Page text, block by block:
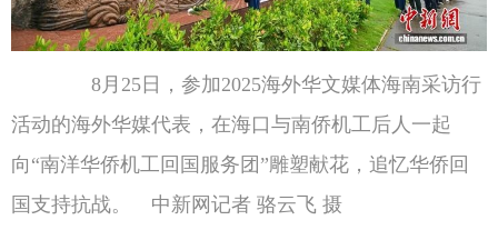
8月25日，参加2025海外华文媒体海南采访行
活动的海外华媒代表，在海口与南侨机工后人一起
向“南洋华侨机工回国服务团”雕塑献花，追忆华侨回
国支持抗战。 中新网记者 骆云飞 摄